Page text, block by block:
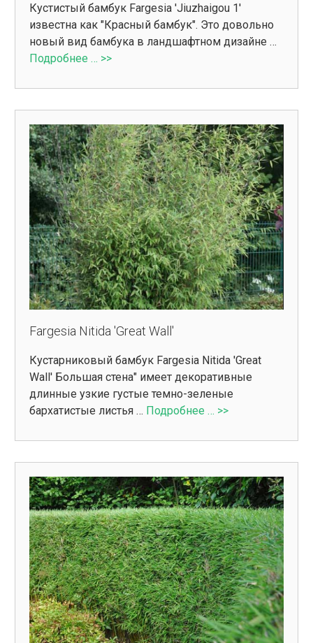
Кустистый бамбук Fargesia 'Jiuzhaigou 1'
известна как "Красный бамбук". Это довольно
новый вид бамбука в ландшафтном дизайне …
Подробнее … >>
Fargesia Nitida 'Great Wall'
Кустарниковый бамбук Fargesia Nitida 'Great
Wall' Большая стена" имеет декоративные
длинные узкие густые темно-зеленые
бархатистые листья … Подробнее … >>